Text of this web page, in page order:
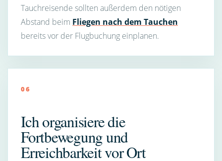
Tauchreisende sollten außerdem den nötigen
Abstand beim Fliegen nach dem Tauchen
bereits vor der Flugbuchung einplanen.
06
Ich organisiere die
Fortbewegung und
Erreichbarkeit vor Ort